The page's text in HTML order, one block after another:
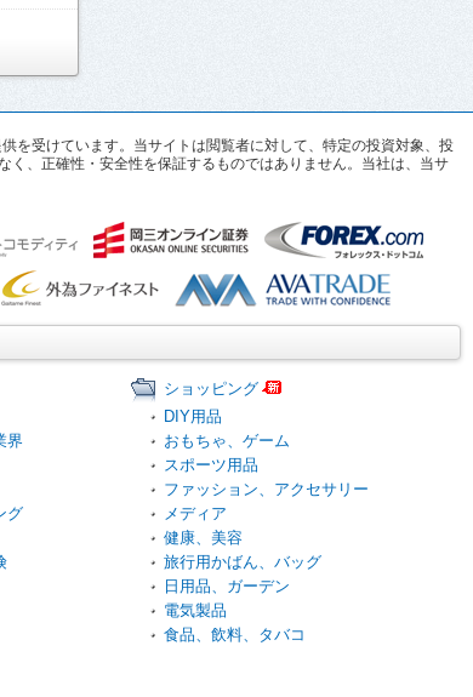
を受けています。当サイトは閲覧者に対して、特定の投資対象、投
、正確性・安全性を保証するものではありません。当社は、当サ
界
グ
ショッピング
DIY用品
おもちゃ、ゲーム
スポーツ用品
ファッション、アクセサリー
メディア
健康、美容
旅行用かばん、バッグ
日用品、ガーデン
電気製品
食品、飲料、タバコ